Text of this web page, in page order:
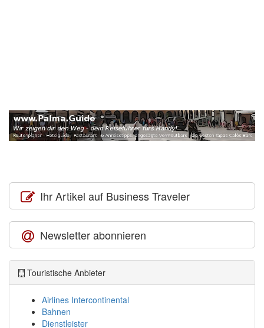
Ihr Artikel auf Business Traveler
Newsletter abonnieren
Touristische Anbieter
Airlines Intercontinental
Bahnen
Dienstleister